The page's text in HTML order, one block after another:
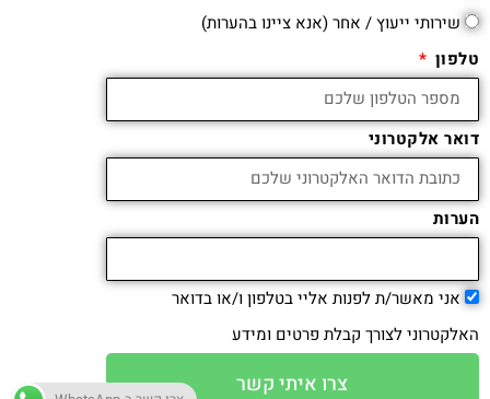
שירותי ייעוץ / אחר (אנא ציינו בהערות)
טלפון
דואר אלקטרוני
הערות
אני מאשר/ת לפנות אליי בטלפון ו/או בדואר
האלקטרוני לצורך קבלת פרטים ומידע
צרו איתי קשר